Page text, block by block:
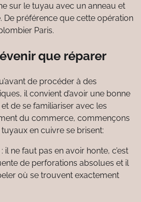
sur le tuyau avec un anneau et
De préférence que cette opération
Paris.
que réparer
de procéder à des
il convient d’avoir une bonne
de se familiariser avec les
du commerce, commençons
en cuivre se brisent:
ne faut pas en avoir honte, c’est
de perforations absolues et il
où se trouvent exactement